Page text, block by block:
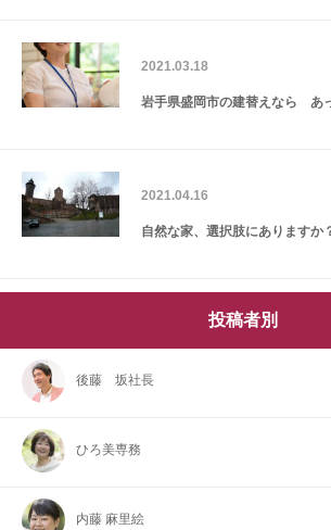
2021.03.18
岩手県盛岡市の建替えなら あ
2021.04.16
自然な家、選択肢にありますか
投稿者別
後藤 坂社長
ひろ美専務
内藤 麻里絵